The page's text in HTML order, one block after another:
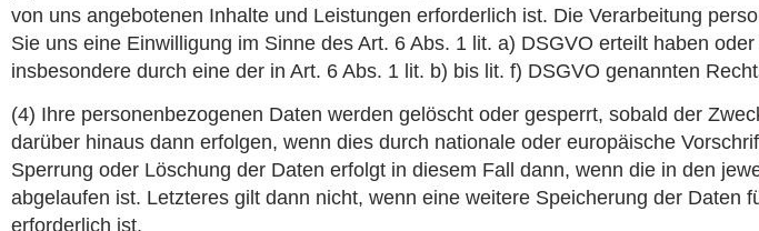
von uns angebotenen Inhalte und Leistungen erforderlich ist. Die Verarbeitung
Sie uns eine Einwilligung im Sinne des Art. 6 Abs. 1 lit. a) DSGVO erteilt haben
insbesondere durch eine der in Art. 6 Abs. 1 lit. b) bis lit. f) DSGVO genannten
(4) Ihre personenbezogenen Daten werden gelöscht oder gesperrt, sobald der
darüber hinaus dann erfolgen, wenn dies durch nationale oder europäische
Sperrung oder Löschung der Daten erfolgt in diesem Fall dann, wenn die in den
abgelaufen ist. Letzteres gilt dann nicht, wenn eine weitere Speicherung der Daten
erforderlich ist.